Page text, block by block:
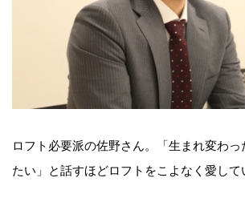
ロフト必要派の佐野さん。「生まれ変わっ
たい」と話すほどロフトをこよなく愛して